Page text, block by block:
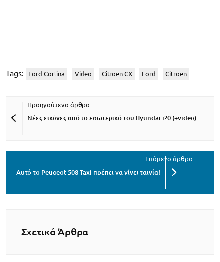
Tags: Ford Cortina Video Citroen CX Ford Citroen
Νέες εικόνες από το εσωτερικό του Hyundai i20 (+video)
Αυτό το Peugeot 508 Taxi πρέπει να γίνει ταινία!
Σχετικά Άρθρα